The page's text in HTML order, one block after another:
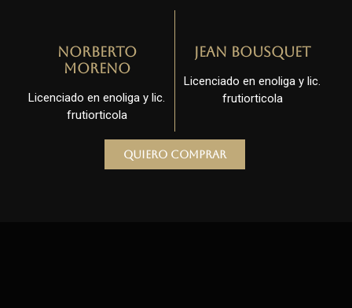
Norberto
Moreno
Licenciado en enoliga y lic.
frutiorticola
Jean Bousquet
Licenciado en enoliga y lic.
frutiorticola
Quiero comprar